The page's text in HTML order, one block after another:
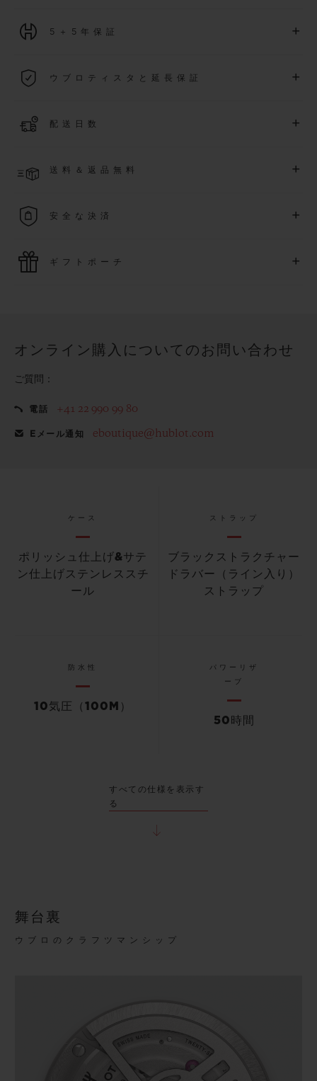
5＋5年保証 +
際保証が適用されます。
ウブロティスタと延長保証 +
月1 日以降に購入された時計を対象に、保証を
詳細を表示する
配送日数 +
より異なる場合がございます
送料＆返品無料 +
す
安全な決済 +
ご購入は迅速で安全に処理され、お客様の個人情報は確実に
ギフトポーチ +
オンライン購入についてのお問い合わせ
ご質問：
電話 +41 22 990 99 80
Eメール通知 eboutique@hublot.com
ケース
ポリッシュ仕上げ&サテ
ン仕上げステンレススチ
ール
ストラップ
ブラックストラクチャー
ドラバー（ライン入り）
ストラップ
防水性
10気圧（100M）
パワーリザ
ーブ
50時間
すべての仕様を表示す
る
舞台裏
ウブロのクラフツマンシップ